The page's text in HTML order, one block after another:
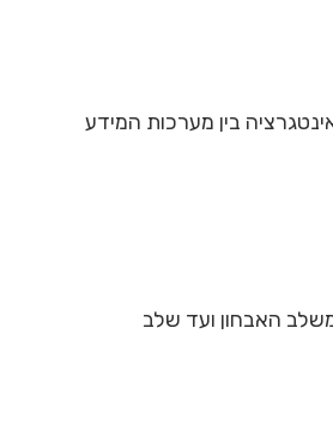
בין מערכות המידע
האבחון ועד שלב